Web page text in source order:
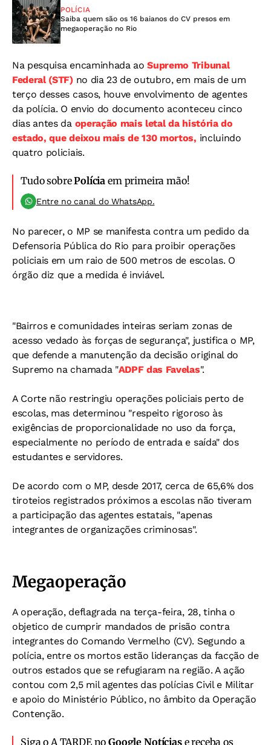
POLÍCIA
Saiba quem são os 16 baianos do CV presos em
megaoperação no Rio
Na pesquisa encaminhada ao Supremo Tribunal
Federal (STF)no dia 23 de outubro, em mais de um
terço desses casos, houve envolvimento de agentes
da polícia. O envio do documento aconteceu cinco
dias antes da operação mais letal da história do
estado, que deixou mais de 130 mortos, incluindo
quatro policiais.
Tudo sobrePolícia em primeira mão!
Entre no canal do WhatsApp.
No parecer, o MP se manifesta contra um pedido da
Defensoria Pública do Rio para proibir operações
policiais em um raio de 500 metros de escolas. O
órgão diz que a medida é inviável.
"Bairros e comunidades inteiras seriam zonas de
acesso vedado às forças de segurança", justifica o MP,
que defende a manutenção da decisão original do
Supremo na chamada "ADPF das Favelas".
A Corte não restringiu operações policiais perto de
escolas, mas determinou "respeito rigoroso às
exigências de proporcionalidade no uso da força,
especialmente no período de entrada e saída" dos
estudantes e servidores.
De acordo com o MP, desde 2017, cerca de 65,6% dos
tiroteios registrados próximos a escolas não tiveram
a participação das agentes estatais, "apenas
integrantes de organizações criminosas".
Megaoperação
A operação, deflagrada na terça-feira, 28, tinha o
objetico de cumprir mandados de prisão contra
integrantes do Comando Vermelho (CV). Segundo a
polícia, entre os mortos estão lideranças da facção de
outros estados que se refugiaram na região. A ação
contou com 2,5 mil agentes das polícias Civil e Militar
e apoio do Ministério Público, no âmbito da Operação
Contenção.
Siga o A TARDE noGoogle Notíciase receba os